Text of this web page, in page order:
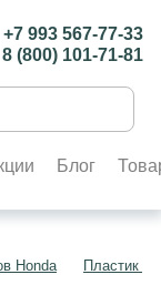
+7 993 567-77-33
8 (800) 101-71-81
Блог
Honda Пластик